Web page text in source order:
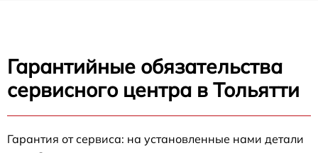
Гарантийные обязательства
сервисного центра в Тольятти
Гарантия от сервиса: на установленные нами детали